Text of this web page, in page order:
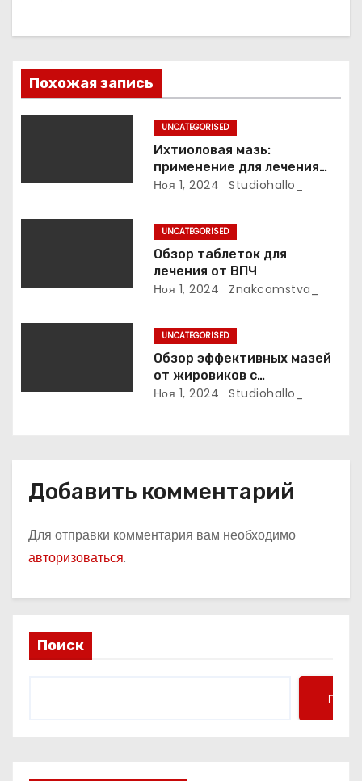
п
о
а
п
с
я
Похожая запись
UNCATEGORISED
Ихтиоловая мазь:
применение для лечения
фурункулов
Ноя 1, 2024 Studiohallo_
UNCATEGORISED
Обзор таблеток для
лечения от ВПЧ
Ноя 1, 2024 Znakcomstva_
UNCATEGORISED
Обзор эффективных мазей
от жировиков с
рассасывающим эффектом
Ноя 1, 2024 Studiohallo_
Добавить комментарий
Для отправки комментария вам необходимо
авторизоваться.
Поиск
Поиск